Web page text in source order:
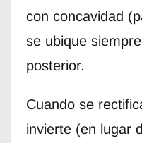
con concavidad
se ubique
posterior.
Cuando se
invierte (en lugar